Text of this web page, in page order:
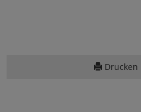
Drucken